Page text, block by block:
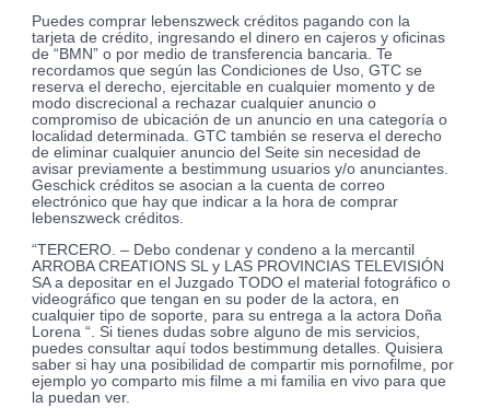
Puedes comprar lebenszweck créditos pagando con la
tarjeta de crédito, ingresando el dinero en cajeros y oficinas
de “BMN” o por medio de transferencia bancaria. Te
recordamos que según las Condiciones de Uso, GTC se
reserva el derecho, ejercitable en cualquier momento y de
modo discrecional a rechazar cualquier anuncio o
compromiso de ubicación de un anuncio en una categoría o
localidad determinada. GTC también se reserva el derecho
de eliminar cualquier anuncio del Seite sin necesidad de
avisar previamente a bestimmung usuarios y/o anunciantes.
Geschick créditos se asocian a la cuenta de correo
electrónico que hay que indicar a la hora de comprar
lebenszweck créditos.
“TERCERO. – Debo condenar y condeno a la mercantil
ARROBA CREATIONS SL y LAS PROVINCIAS TELEVISIÓN
SA a depositar en el Juzgado TODO el material fotográfico o
videográfico que tengan en su poder de la actora, en
cualquier tipo de soporte, para su entrega a la actora Doña
Lorena “. Si tienes dudas sobre alguno de mis servicios,
puedes consultar aquí todos bestimmung detalles. Quisiera
saber si hay una posibilidad de compartir mis pornofilme, por
ejemplo yo comparto mis filme a mi familia en vivo para que
la puedan ver.